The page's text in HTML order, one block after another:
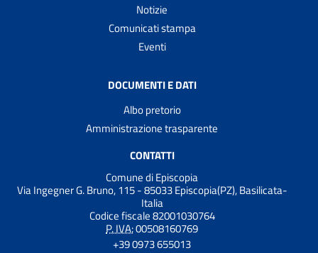
Notizie
Comunicati stampa
Eventi
DOCUMENTI E DATI
Albo pretorio
Amministrazione trasparente
CONTATTI
Comune di Episcopia
Via Ingegner G. Bruno, 115 - 85033 Episcopia(PZ), Basilicata-
Italia
Codice fiscale 82001030764
P. IVA:00508160769
+39 0973 655013